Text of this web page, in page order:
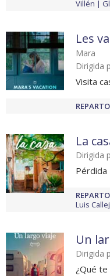
Villén
Les
Mara
Dirigida
Visita
REPARTO
La
Dirigida
Pérdida
REPARTO
Luis
Un
Dirigida
¿Qué